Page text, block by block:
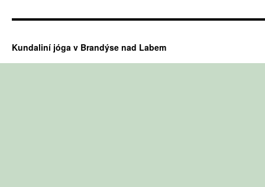
Kundaliní jóga v Brandýse nad Labem